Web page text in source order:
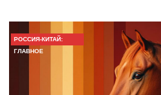
РОССИЯ-КИТАЙ:
ГЛАВНОЕ